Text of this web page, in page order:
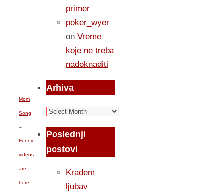
Mom
Song
–
Funny
videos
are
here
primer
poker_wyer
on Vreme
koje ne treba
nadoknaditi
Arhiva
Arhiva
Poslednji
postovi
Kradem
ljubav